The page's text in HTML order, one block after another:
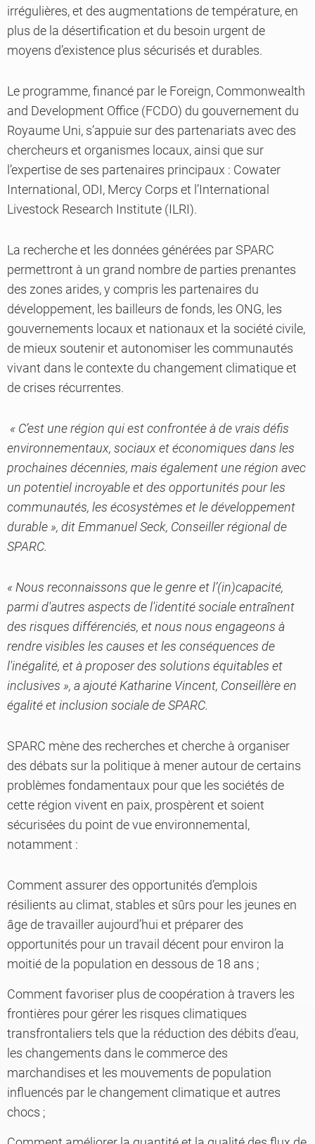
irrégulières, et des augmentations de température, en
plus de la désertification et du besoin urgent de
moyens d’existence plus sécurisés et durables.
Le programme, financé par le Foreign, Commonwealth
and Development Office (FCDO) du gouvernement du
Royaume Uni, s’appuie sur des partenariats avec des
chercheurs et organismes locaux, ainsi que sur
l’expertise de ses partenaires principaux : Cowater
International, ODI, Mercy Corps et l’International
Livestock Research Institute (ILRI).
La recherche et les données générées par SPARC
permettront à un grand nombre de parties prenantes
des zones arides, y compris les partenaires du
développement, les bailleurs de fonds, les ONG, les
gouvernements locaux et nationaux et la société civile,
de mieux soutenir et autonomiser les communautés
vivant dans le contexte du changement climatique et
de crises récurrentes.
« C’est une région qui est confrontée à de vrais défis
environnementaux, sociaux et économiques dans les
prochaines décennies, mais également une région avec
un potentiel incroyable et des opportunités pour les
communautés, les écosystèmes et le développement
durable », dit Emmanuel Seck, Conseiller régional de
SPARC.
« Nous reconnaissons que le genre et l’(in)capacité,
parmi d'autres aspects de l'identité sociale entraînent
des risques différenciés, et nous nous engageons à
rendre visibles les causes et les conséquences de
l'inégalité, et à proposer des solutions équitables et
inclusives », a ajouté Katharine Vincent, Conseillère en
égalité et inclusion sociale de SPARC.
SPARC mène des recherches et cherche à organiser
des débats sur la politique à mener autour de certains
problèmes fondamentaux pour que les sociétés de
cette région vivent en paix, prospèrent et soient
sécurisées du point de vue environnemental,
notamment :
Comment assurer des opportunités d’emplois
résilients au climat, stables et sûrs pour les jeunes en
âge de travailler aujourd’hui et préparer des
opportunités pour un travail décent pour environ la
moitié de la population en dessous de 18 ans ;
Comment favoriser plus de coopération à travers les
frontières pour gérer les risques climatiques
transfrontaliers tels que la réduction des débits d’eau,
les changements dans le commerce des
marchandises et les mouvements de population
influencés par le changement climatique et autres
chocs ;